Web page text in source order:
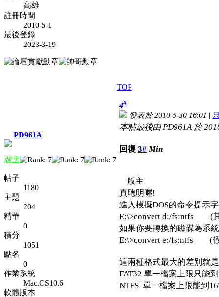
高雄
註冊時間
2010-5-1
最後登錄
2023-3-19
TOP
PD961A
版主
帖子
1180
主題
204
精華
0
積分
1051
點名
0
作業系統
Mac.OS10.6
軟體版本
4#
發表於 2010-5-30 16:01 |
本帖最後由 PD961A 於
回復 3# Min
版主
真聰明喔!
進入模擬DOS的命令提示
E:\>convert d:/fs:ntfs (其
如果你要轉換的磁碟為系
E:\>convert e:/fs:ntfs (假
這兩種格式最大的差別就是
FAT32 單一檔案上限只能
NTFS 單一檔案上限能到